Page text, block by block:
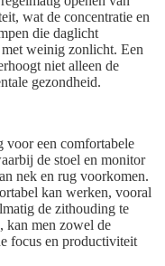
wat de concentratie en
die daglicht
weinig zonlicht. Een
niet alleen de
gezondheid.
voor een comfortabele
de stoel en monitor
nek en rug voorkomen.
kan werken, vooral
de zithouding te
kan men zowel de
focus en productiviteit